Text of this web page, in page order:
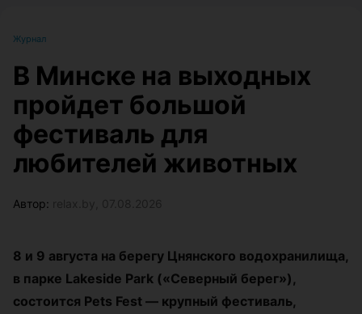
Журнал
В Минске на выходных
пройдет большой
фестиваль для
любителей животных
Автор:
8 и 9 августа на берегу Цнянского водохранилища,
в парке Lakeside Park («Северный берег»),
состоится Pets Fest — крупный фестиваль,